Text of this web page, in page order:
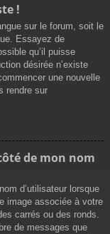
!
sur le forum, soit le
Essayez de
qu’il puisse
désirée n’existe
une nouvelle
rendre sur
de mon nom
d’utilisateur lorsque
image associée à votre
carrés ou des ronds.
de messages que